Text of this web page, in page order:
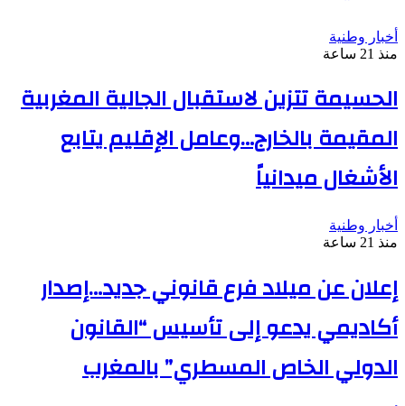
أخبار وطنية
منذ 21 ساعة
الحسيمة تتزين لاستقبال الجالية المغربية
المقيمة بالخارج…وعامل الإقليم يتابع
الأشغال ميدانياً
أخبار وطنية
منذ 21 ساعة
إعلان عن ميلاد فرع قانوني جديد…إصدار
أكاديمي يدعو إلى تأسيس “القانون
الدولي الخاص المسطري” بالمغرب